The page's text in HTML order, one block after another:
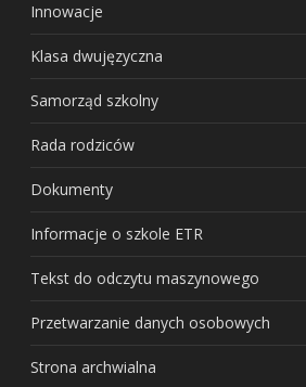
Innowacje
Klasa dwujęzyczna
Samorząd szkolny
Rada rodziców
Dokumenty
Informacje o szkole ETR
Tekst do odczytu maszynowego
Przetwarzanie danych osobowych
Strona archwialna